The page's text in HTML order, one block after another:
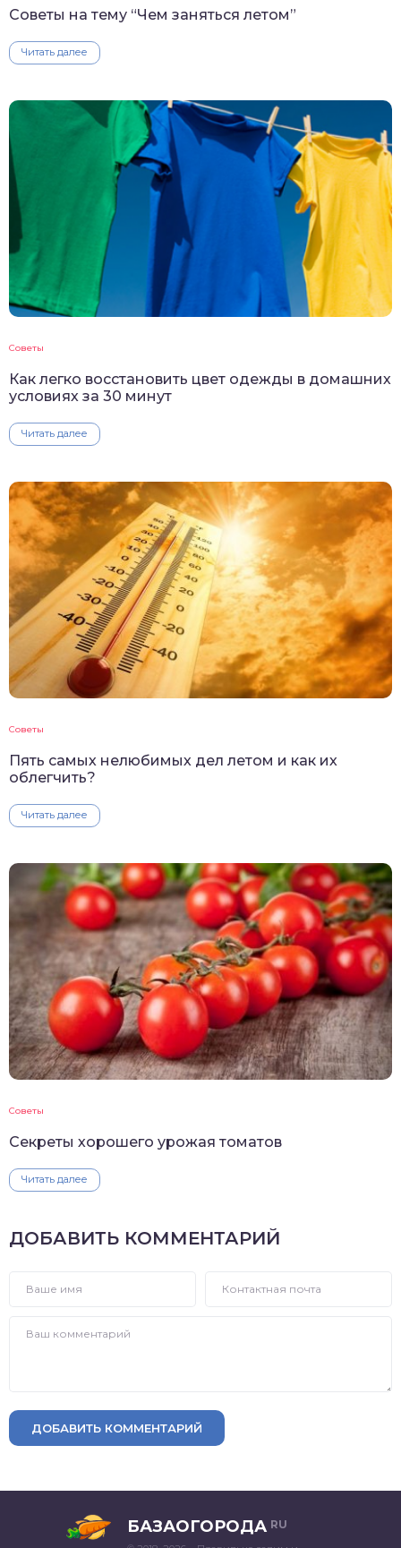
Советы на тему “Чем заняться летом”
Читать далее
Советы
Как легко восстановить цвет одежды в домашних
условиях за 30 минут
Читать далее
Советы
Пять самых нелюбимых дел летом и как их
облегчить?
Читать далее
Советы
Секреты хорошего урожая томатов
Читать далее
ДОБАВИТЬ КОММЕНТАРИЙ
ДОБАВИТЬ КОММЕНТАРИЙ
БАЗАОГОРОДА RU